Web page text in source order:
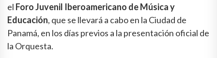
el Foro Juvenil Iberoamericano de Música y
Educación, que se llevará a cabo en la Ciudad de
Panamá, en los días previos a la presentación oficial de
la Orquesta.